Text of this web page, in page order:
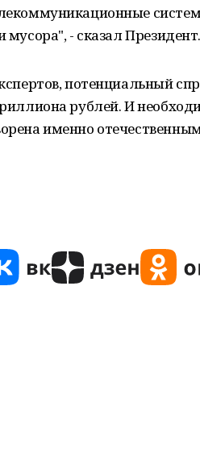
мусора", - сказал Президент.
потенциальный
рублей. И
именно